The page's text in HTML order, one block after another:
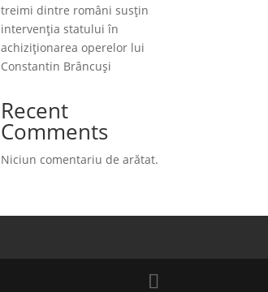
treimi dintre români susțin
intervenția statului în
achiziționarea operelor lui
Constantin Brâncuși
Recent
Comments
Niciun comentariu de arătat.